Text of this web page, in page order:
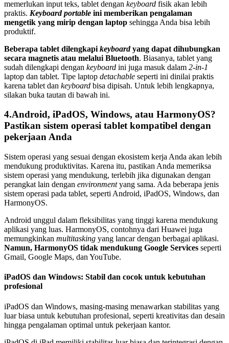
memerlukan input teks, tablet dengan keyboard fisik akan lebih
praktis. Keyboard portable ini memberikan pengalaman
mengetik yang mirip dengan laptop sehingga Anda bisa lebih
produktif.
Beberapa tablet dilengkapi keyboardyang dapat dihubungkan
secara magnetis atau melalui Bluetooth. Biasanya, tablet yang
sudah dilengkapi dengan keyboard ini juga masuk dalam 2-in-1
laptop dan tablet. Tipe laptop detachable seperti ini dinilai praktis
karena tablet dan keyboard bisa dipisah. Untuk lebih lengkapnya,
silakan buka tautan di bawah ini.
4.Android, iPadOS, Windows, atau HarmonyOS?
Pastikan sistem operasi tablet kompatibel dengan
pekerjaan Anda
Sistem operasi yang sesuai dengan ekosistem kerja Anda akan lebih
mendukung produktivitas. Karena itu, pastikan Anda memeriksa
sistem operasi yang mendukung, terlebih jika digunakan dengan
perangkat lain dengan environmentyang sama. Ada beberapa jenis
sistem operasi pada tablet, seperti Android, iPadOS, Windows, dan
HarmonyOS.
Android unggul dalam fleksibilitas yang tinggi karena mendukung
aplikasi yang luas. HarmonyOS, contohnya dari Huawei juga
memungkinkan multitasking yang lancar dengan berbagai aplikasi.
Namun, HarmonyOS tidak mendukung Google Services seperti
Gmail, Google Maps, dan YouTube.
iPadOS dan Windows: Stabil dan cocok untuk kebutuhan
profesional
iPadOS dan Windows, masing-masing menawarkan stabilitas yang
luar biasa untuk kebutuhan profesional, seperti kreativitas dan desain
hingga pengalaman optimal untuk pekerjaan kantor.